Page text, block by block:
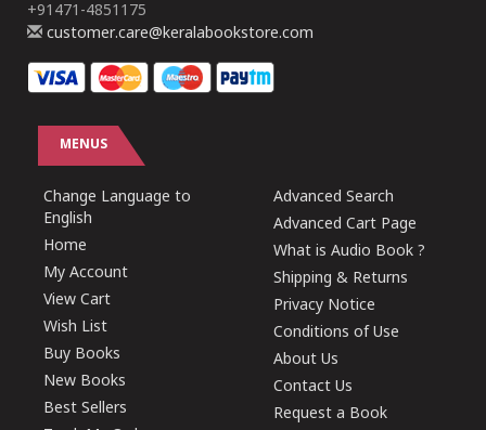
+91471-4851175
customer.care@keralabookstore.com
MENUS
Change Language to
English
Home
My Account
View Cart
Wish List
Buy Books
New Books
Best Sellers
Advanced Search
Advanced Cart Page
What is Audio Book ?
Shipping & Returns
Privacy Notice
Conditions of Use
About Us
Contact Us
Request a Book